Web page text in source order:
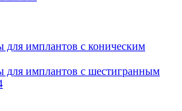
для имплантов с коническим
для имплантов с шестигранным